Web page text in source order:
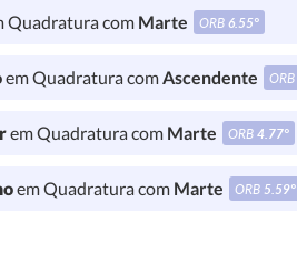
Quadratura com Marte ORB6.55°
em Quadratura comAscendente ORB
em Quadratura com Marte ORB4.77°
em Quadratura com Marte ORB 5.59°